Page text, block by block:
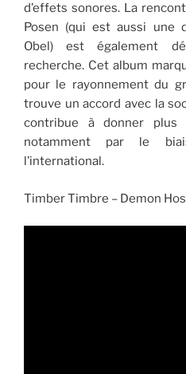
d’effets sonores. La
Posen (qui est aussi une
Obel) est également
recherche. Cet album
pour le rayonnement du
trouve un accord avec la
contribue à donner plus
notamment par le
l’international.
Timber Timbre – Demon